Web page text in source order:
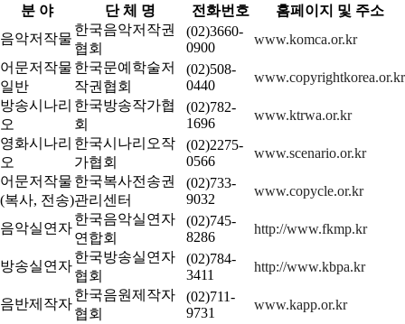
분 야
단 체 명 전화번호
홈페이지 및 주소
음악저작물
한국음악저작권
협회
(02)3660-
0900
www.komca.or.kr
어문저작물
일반
한국문예학술저
작권협회
(02)508-
0440
www.copyrightkorea.or.kr
방송시나리
오
한국방송작가협
회
(02)782-
1696
www.ktrwa.or.kr
영화시나리
오
한국시나리오작
가협회
(02)2275-
0566
www.scenario.or.kr
어문저작물
(복사, 전송)
한국복사전송권
관리센터
(02)733-
9032
www.copycle.or.kr
음악실연자
한국음악실연자
연합회
(02)745-
8286
http://www.fkmp.kr
방송실연자
한국방송실연자
협회
(02)784-
3411
http://www.kbpa.kr
음반제작자
한국음원제작자
협회
(02)711-
9731
www.kapp.or.kr